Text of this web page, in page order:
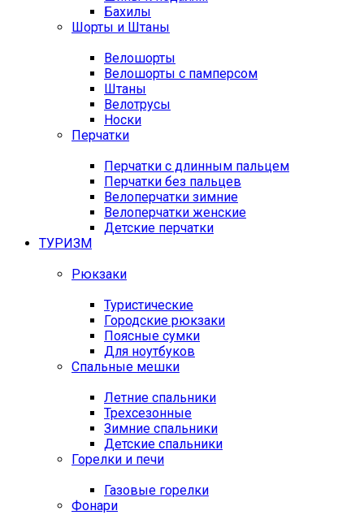
Бахилы
Шорты и Штаны
Велошорты
Велошорты с памперсом
Штаны
Велотрусы
Носки
Перчатки
Перчатки с длинным пальцем
Перчатки без пальцев
Велоперчатки зимние
Велоперчатки женские
Детские перчатки
ТУРИЗМ
Рюкзаки
Туристические
Городские рюкзаки
Поясные сумки
Для ноутбуков
Спальные мешки
Летние спальники
Трехсезонные
Зимние спальники
Детские спальники
Горелки и печи
Газовые горелки
Фонари